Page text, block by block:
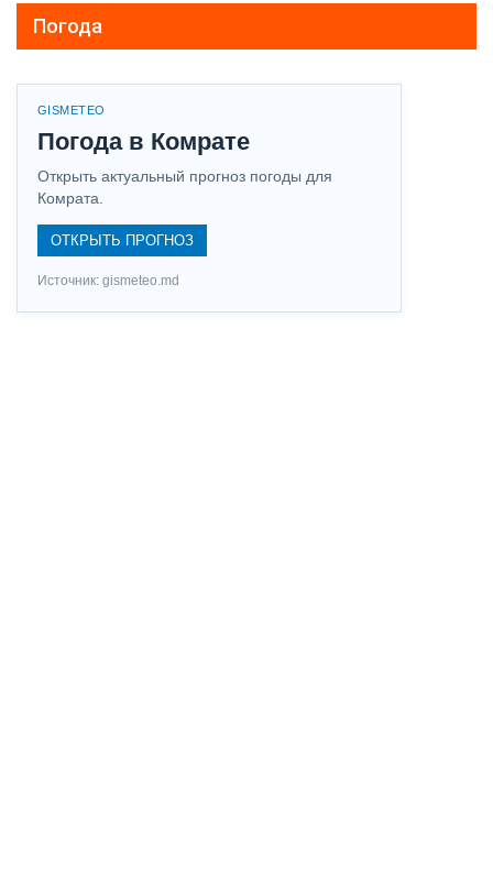
Погода
GISMETEO
Погода в Комрате
Открыть актуальный прогноз погоды для
Комрата.
ОТКРЫТЬ ПРОГНОЗ
Источник: gismeteo.md